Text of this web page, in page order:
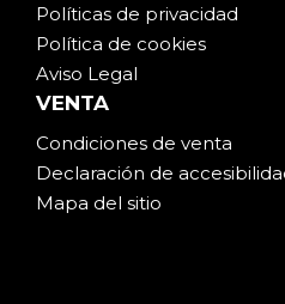
Políticas de privacidad
Política de cookies
Aviso Legal
VENTA
Condiciones de venta
Declaración de
Mapa del sitio